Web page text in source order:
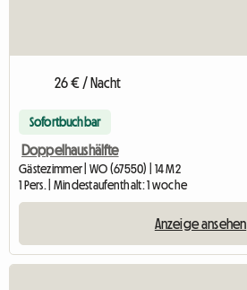
26 € / Nacht
Sofortbuchbar
Doppelhaushälfte
Gästezimmer | WO (67550) | 14 M2
1 Pers. | Mindestaufenthalt: 1 woche
Anzeige ansehen